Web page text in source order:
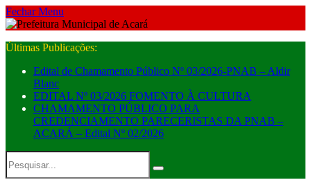
Fechar Menu
Últimas Publicações:
Edital de Chamamento Público Nº 03/2026-PNAB – Aldir
Blanc
EDITAL Nº 03/2026 FOMENTO À CULTURA
CHAMAMENTO PÚBLICO PARA
CREDENCIAMENTO PARECERISTAS DA PNAB –
ACARÁ – Edital Nº 02/2026